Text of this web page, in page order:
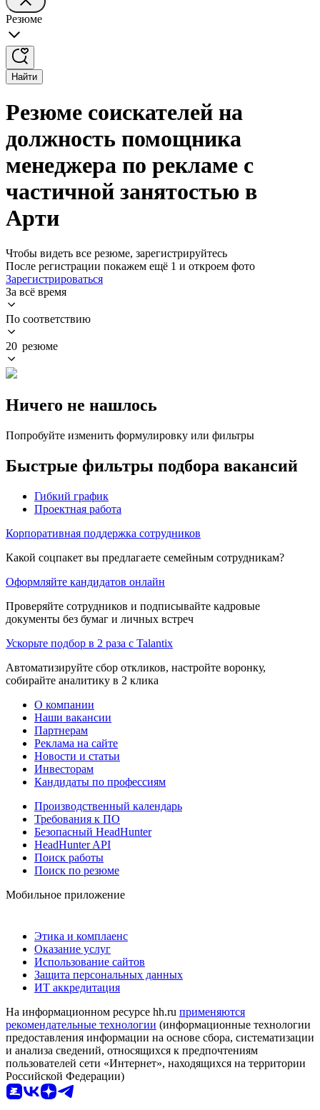
Резюме
Найти
Резюме соискателей на
должность помощника
менеджера по рекламе с
частичной занятостью в
Арти
Чтобы видеть все резюме, зарегистрируйтесь
После регистрации покажем ещё 1 и откроем фото
Зарегистрироваться
За всё время
По соответствию
20 резюме
Ничего не нашлось
Попробуйте изменить формулировку или фильтры
Быстрые фильтры подбора вакансий
Гибкий график
Проектная работа
Корпоративная поддержка сотрудников
Какой соцпакет вы предлагаете семейным сотрудникам?
Оформляйте кандидатов онлайн
Проверяйте сотрудников и подписывайте кадровые
документы без бумаг и личных встреч
Ускорьте подбор в 2 раза с Talantix
Автоматизируйте сбор откликов, настройте воронку,
собирайте аналитику в 2 клика
О компании
Наши вакансии
Партнерам
Реклама на сайте
Новости и статьи
Инвесторам
Кандидаты по профессиям
Производственный календарь
Требования к ПО
Безопасный HeadHunter
HeadHunter API
Поиск работы
Поиск по резюме
Мобильное приложение
Этика и комплаенс
Оказание услуг
Использование сайтов
Защита персональных данных
ИТ аккредитация
На информационном ресурсе hh.ru применяются
рекомендательные технологии (информационные технологии
предоставления информации на основе сбора, систематизации
и анализа сведений, относящихся к предпочтениям
пользователей сети «Интернет», находящихся на территории
Российской Федерации)